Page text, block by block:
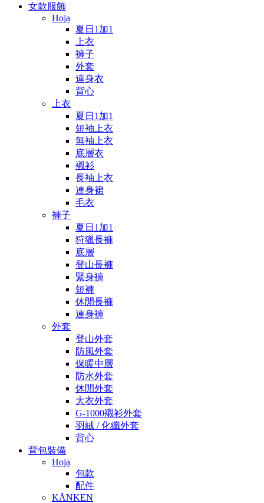
女款服飾
Hoja
夏日1加1
上衣
褲子
外套
連身衣
背心
上衣
夏日1加1
短袖上衣
無袖上衣
底層衣
襯衫
長袖上衣
連身裙
毛衣
褲子
夏日1加1
狩獵長褲
底層
登山長褲
緊身褲
短褲
休閒長褲
連身褲
外套
登山外套
防風外套
保暖中層
防水外套
休閒外套
大衣外套
G-1000襯衫外套
羽絨 / 化纖外套
背心
背包裝備
Hoja
包款
配件
KÅNKEN